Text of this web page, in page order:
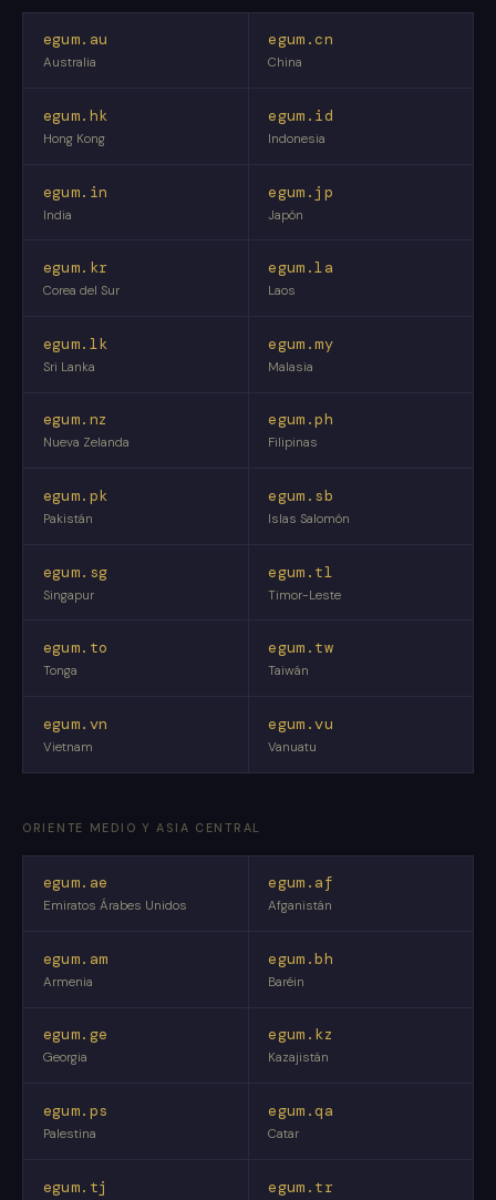
egum.au
Australia
egum.cn
China
egum.hk
Hong Kong
egum.id
Indonesia
egum.in
India
egum.jp
Japón
egum.kr
Corea del Sur
egum.la
Laos
egum.lk
Sri Lanka
egum.my
Malasia
egum.nz
Nueva Zelanda
egum.ph
Filipinas
egum.pk
Pakistán
egum.sb
Islas Salomón
egum.sg
Singapur
egum.tl
Timor-Leste
egum.to
Tonga
egum.tw
Taiwán
egum.vn
Vietnam
egum.vu
Vanuatu
ORIENTE MEDIO Y ASIA CENTRAL
egum.ae
Emiratos Árabes Unidos
egum.af
Afganistán
egum.am
Armenia
egum.bh
Baréin
egum.ge
Georgia
egum.kz
Kazajistán
egum.ps
Palestina
egum.qa
Catar
egum.tj egum.tr